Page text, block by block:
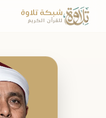
شبكة تلاوة
للقرآن الكريم